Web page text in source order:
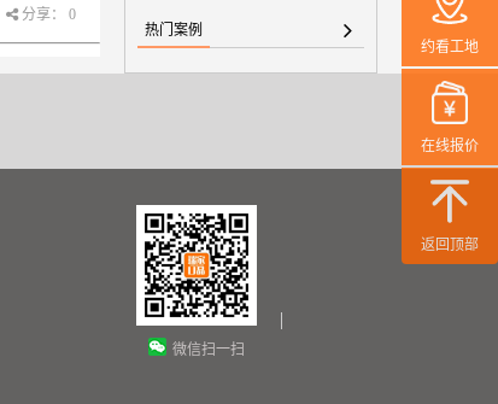
约看工地
在线报价
返回顶部
分享： 0
热门案例
微信扫一扫